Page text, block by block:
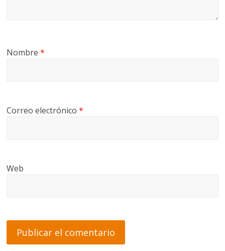
Nombre*
Correo electrónico*
Web